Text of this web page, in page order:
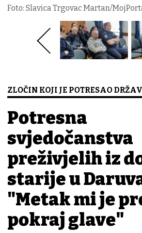
Foto: Slavica Trgovac Martan/
ZLOČIN KOJI JE POTRESAO
Potresna
svjedočanstva
preživjelih iz
starije u
"Metak mi je
pokraj glave"